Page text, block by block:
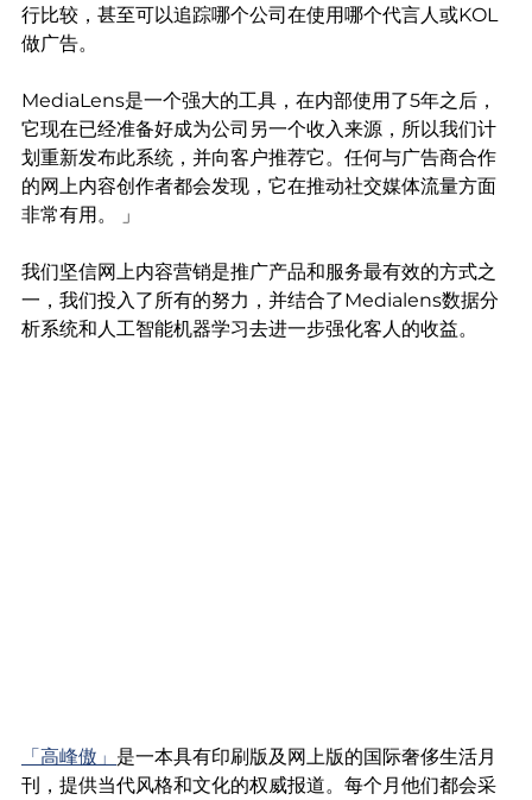
行比较，甚至可以追踪哪个公司在使用哪个代言人或KOL
做广告。
MediaLens是一个强大的工具，在内部使用了5年之后，
它现在已经准备好成为公司另一个收入来源，所以我们计
划重新发布此系统，并向客户推荐它。任何与广告商合作
的网上内容创作者都会发现，它在推动社交媒体流量方面
非常有用。 」
我们坚信网上内容营销是推广产品和服务最有效的方式之
一，我们投入了所有的努力，并结合了Medialens数据分
析系统和人工智能机器学习去进一步强化客人的收益。
「高峰傲」 是一本具有印刷版及网上版的国际奢侈生活月
刊，提供当代风格和文化的权威报道。每个月他们都会采